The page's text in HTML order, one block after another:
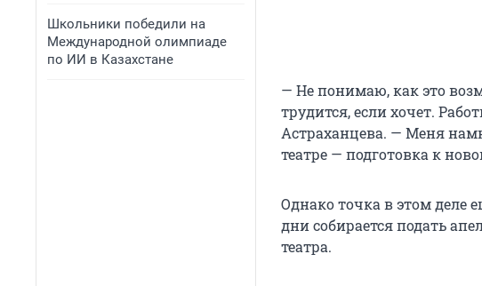
Школьники победили на
Международной олимпиаде
по ИИ в Казахстане
— Не понимаю, как это
трудится, если хочет.
Астраханцева. — Меня
театре — подготовка к
Однако точка в этом деле
дни собирается подать
театра.